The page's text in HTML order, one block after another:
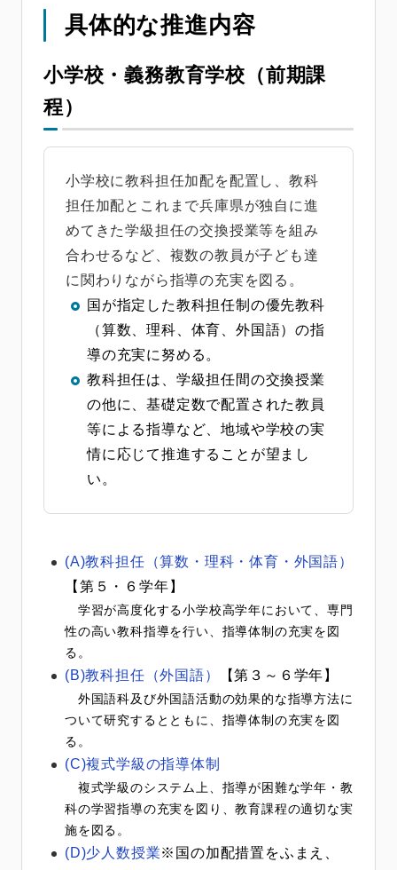
具体的な推進内容
小学校・義務教育学校（前期課
程）
小学校に教科担任加配を配置し、教科
担任加配とこれまで兵庫県が独自に進
めてきた学級担任の交換授業等を組み
合わせるなど、複数の教員が子ども達
に関わりながら指導の充実を図る。
国が指定した教科担任制の優先教科
（算数、理科、体育、外国語）の指
導の充実に努める。
教科担任は、学級担任間の交換授業
の他に、基礎定数で配置された教員
等による指導など、地域や学校の実
情に応じて推進することが望まし
い。
(A)教科担任（算数・理科・体育・外国語）
【第５・６学年】
学習が高度化する小学校高学年において、専門
性の高い教科指導を行い、指導体制の充実を図
る。
(B)教科担任（外国語） 【第３～６学年】
外国語科及び外国語活動の効果的な指導方法に
ついて研究するとともに、指導体制の充実を図
る。
(C)複式学級の指導体制
複式学級のシステム上、指導が困難な学年・教
科の学習指導の充実を図り、教育課程の適切な実
施を図る。
(D)少人数授業※国の加配措置をふまえ、